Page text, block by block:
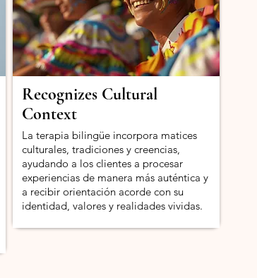
Recognizes Cultural
Context
La terapia bilingüe incorpora matices
culturales, tradiciones y creencias,
ayudando a los clientes a procesar
experiencias de manera más auténtica y
a recibir orientación acorde con su
identidad, valores y realidades vividas.